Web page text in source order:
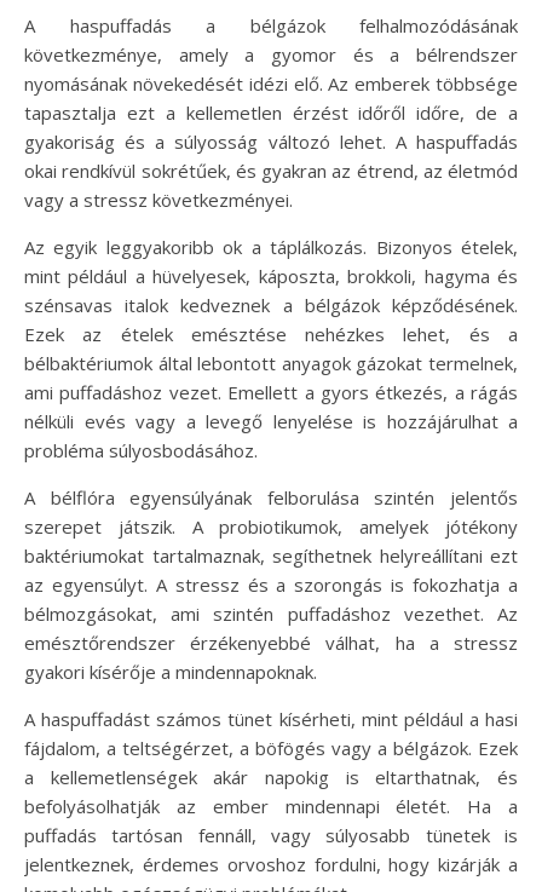
A haspuffadás a bélgázok felhalmozódásának
következménye, amely a gyomor és a bélrendszer
nyomásának növekedését idézi elő. Az emberek többsége
tapasztalja ezt a kellemetlen érzést időről időre, de a
gyakoriság és a súlyosság változó lehet. A haspuffadás
okai rendkívül sokrétűek, és gyakran az étrend, az életmód
vagy a stressz következményei.
Az egyik leggyakoribb ok a táplálkozás. Bizonyos ételek,
mint például a hüvelyesek, káposzta, brokkoli, hagyma és
szénsavas italok kedveznek a bélgázok képződésének.
Ezek az ételek emésztése nehézkes lehet, és a
bélbaktériumok által lebontott anyagok gázokat termelnek,
ami puffadáshoz vezet. Emellett a gyors étkezés, a rágás
nélküli evés vagy a levegő lenyelése is hozzájárulhat a
probléma súlyosbodásához.
A bélflóra egyensúlyának felborulása szintén jelentős
szerepet játszik. A probiotikumok, amelyek jótékony
baktériumokat tartalmaznak, segíthetnek helyreállítani ezt
az egyensúlyt. A stressz és a szorongás is fokozhatja a
bélmozgásokat, ami szintén puffadáshoz vezethet. Az
emésztőrendszer érzékenyebbé válhat, ha a stressz
gyakori kísérője a mindennapoknak.
A haspuffadást számos tünet kísérheti, mint például a hasi
fájdalom, a teltségérzet, a böfögés vagy a bélgázok. Ezek
a kellemetlenségek akár napokig is eltarthatnak, és
befolyásolhatják az ember mindennapi életét. Ha a
puffadás tartósan fennáll, vagy súlyosabb tünetek is
jelentkeznek, érdemes orvoshoz fordulni, hogy kizárják a